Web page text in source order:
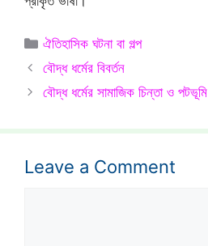
Categories
ঐতিহাসিক ঘটনা বা গল্প
বৌদ্ধ ধর্মের বিবর্তন
বৌদ্ধ ধর্মের সামাজিক চিন্তা ও পটভূমি
Leave a Comment